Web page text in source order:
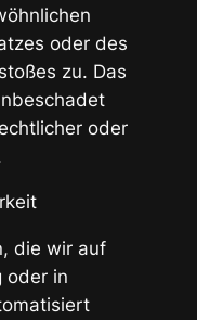
oder des
zu. Das
oder
die wir auf
oder in